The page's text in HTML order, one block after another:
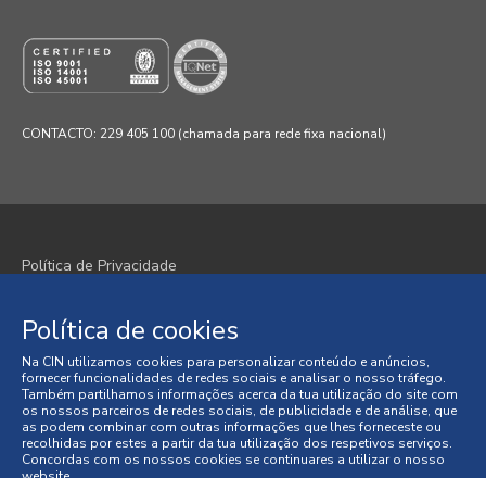
CONTACTO: 229 405 100 (chamada para rede fixa nacional)
Política de Privacidade
Termos e Condições
Condições Gerais de Venda
Litígios de Consumo
Política de cookies
Na CIN utilizamos cookies para personalizar conteúdo e anúncios,
fornecer funcionalidades de redes sociais e analisar o nosso tráfego.
Também partilhamos informações acerca da tua utilização do site com
os nossos parceiros de redes sociais, de publicidade e de análise, que
as podem combinar com outras informações que lhes forneceste ou
recolhidas por estes a partir da tua utilização dos respetivos serviços.
Concordas com os nossos cookies se continuares a utilizar o nosso